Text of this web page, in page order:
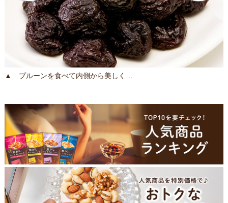
▲ プルーンを食べて内側から美しく…